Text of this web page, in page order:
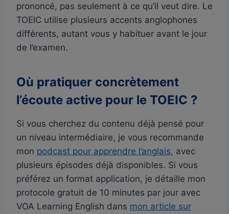
prononcé, pas seulement à ce qu’il veut dire. Le
TOEIC utilise plusieurs accents anglophones
différents, autant vous y habituer avant le jour
de l’examen.
Où pratiquer concrètement
l’écoute active pour le TOEIC ?
Si vous cherchez du contenu déjà pensé pour
un niveau intermédiaire, je vous recommande
mon podcast pour apprendre l’anglais, avec
plusieurs épisodes déjà disponibles. Si vous
préférez un format application, je détaille mon
protocole gratuit de 10 minutes par jour avec
VOA Learning English dans mon article sur